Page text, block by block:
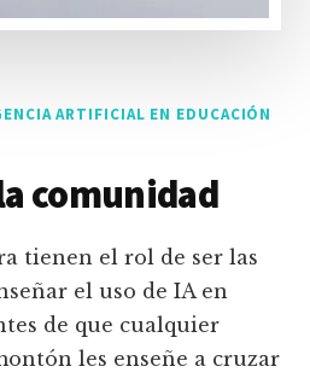
ARTIFICIAL EN EDUCACIÓN
comunidad
tienen el rol de ser las
el uso de IA en
de que cualquier
les enseñe a cruzar